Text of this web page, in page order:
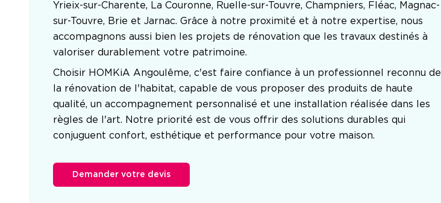
Yrieix-sur-Charente, La Couronne, Ruelle-sur-Touvre, Champniers, Fléac, Magnac-
sur-Touvre, Brie et Jarnac. Grâce à notre proximité et à notre expertise, nous
accompagnons aussi bien les projets de rénovation que les travaux destinés à
valoriser durablement votre patrimoine.
Choisir HOMKiA Angoulême, c'est faire confiance à un professionnel reconnu de
la rénovation de l'habitat, capable de vous proposer des produits de haute
qualité, un accompagnement personnalisé et une installation réalisée dans les
règles de l'art. Notre priorité est de vous offrir des solutions durables qui
conjuguent confort, esthétique et performance pour votre maison.
Demander votre devis